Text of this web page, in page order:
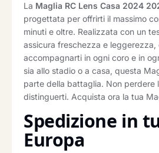
La Maglia RC Lens Casa 2024
progettata per offrirti il massimo
minuti e oltre. Realizzata con un
assicura freschezza e
accompagnarti in ogni coro e in
sia allo stadio o a casa, questa
parte della battaglia. Non perdere
distinguerti. Acquista ora la tua
Spedizione in
Europa